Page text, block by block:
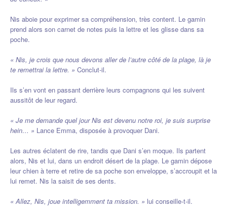
Nis aboie pour exprimer sa compréhension, très content. Le gamin
prend alors son carnet de notes puis la lettre et les glisse dans sa
poche.
« Nis, je crois que nous devons aller de l’autre côté de la plage, là je
te remettrai la lettre. » Conclut-il.
Ils s’en vont en passant derrière leurs compagnons qui les suivent
aussitôt de leur regard.
« Je me demande quel jour Nis est devenu notre roi, je suis surprise
hein… » Lance Emma, disposée à provoquer Dani.
Les autres éclatent de rire, tandis que Dani s’en moque. Ils partent
alors, Nis et lui, dans un endroit désert de la plage. Le gamin dépose
leur chien à terre et retire de sa poche son enveloppe, s’accroupit et la
lui remet. Nis la saisit de ses dents.
« Allez, Nis, joue intelligemment ta mission. » lui conseille-t-il.